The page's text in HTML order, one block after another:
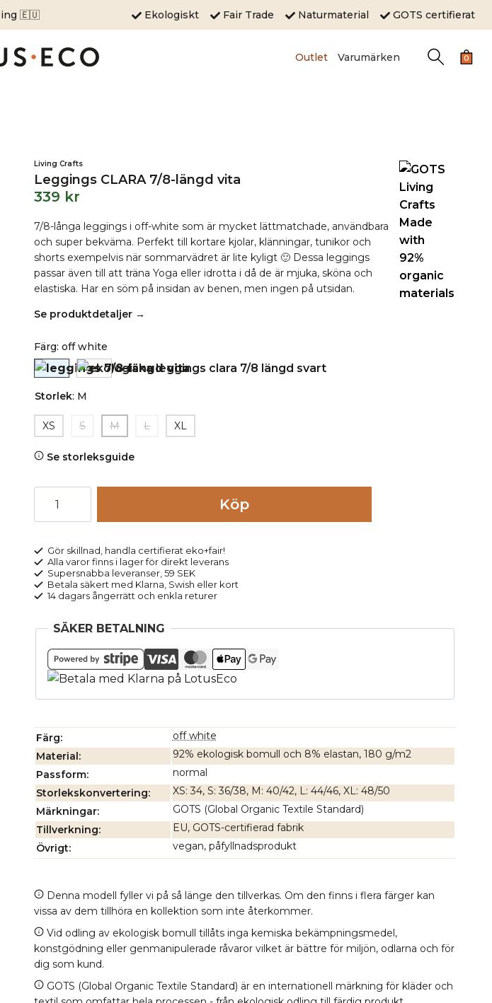
🇪🇺 Ekologiskt Fair Trade Naturmaterial GOTS certifierat
Outlet Varumärken 0
Living Crafts
Leggings CLARA 7/8-längd vita
339 kr
7/8-långa leggings i off-white som är mycket lättmatchade, användbara
och super bekväma. Perfekt till kortare kjolar, klänningar, tunikor och
shorts exempelvis när sommarvädret är lite kyligt 🙂 Dessa leggings
passar även till att träna Yoga eller idrotta i då de är mjuka, sköna och
elastiska. Har en söm på insidan av benen, men ingen på utsidan.
Se produktdetaljer →
Färg: off white
Storlek: M
XS S M L XL
Se storleksguide
CLARA
längd
vita
mängd
Köp
Gör skillnad, handla certifierat eko+fair!
Alla varor finns i lager för direkt leverans
Supersnabba leveranser, 59 SEK
Betala säkert med Klarna, Swish eller kort
14 dagars ångerrätt och enkla returer
SÄKER BETALNING
Färg
off white
Material
92% ekologisk bomull och 8% elastan, 180 g/m2
Passform
normal
Storlekskonvertering
XS: 34, S: 36/38, M: 40/42, L: 44/46, XL: 48/50
Märkningar
GOTS (Global Organic Textile Standard)
Tillverkning
EU, GOTS-certifierad fabrik
Övrigt
vegan, påfyllnadsprodukt
Denna modell fyller vi på så länge den tillverkas. Om den finns i flera färger kan
vissa av dem tillhöra en kollektion som inte återkommer.
Vid odling av ekologisk bomull tillåts inga kemiska bekämpningsmedel,
konstgödning eller genmanipulerade råvaror vilket är bättre för miljön, odlarna och för
dig som kund.
GOTS (Global Organic Textile Standard) är en internationell märkning för kläder och